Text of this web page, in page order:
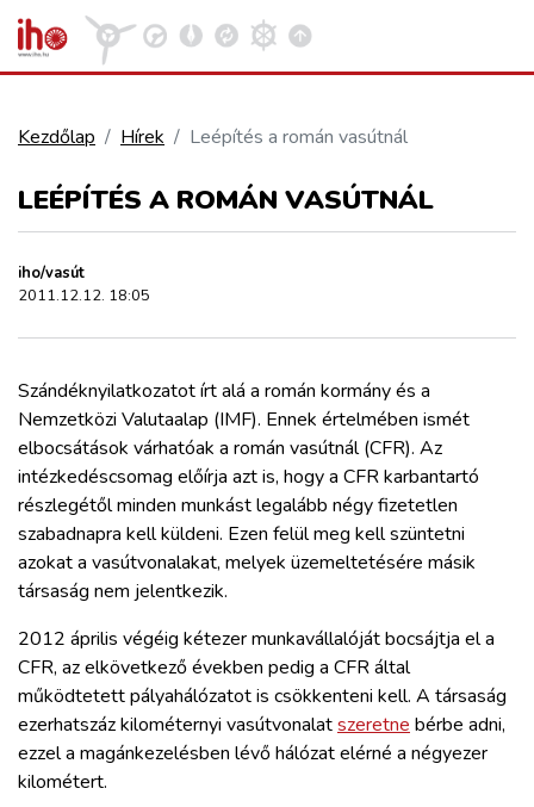
VASÚT
KÖZLEKEDÉSFEJLESZTÉS
ELLÁTÁSI LÁNC
ZÖLDÚT
BLOG
ARCHÍVUM
Kezdőlap Hírek Leépítés a román vasútnál
LEÉPÍTÉS A ROMÁN VASÚTNÁL
iho/vasút
2011.12.12. 18:05
Szándéknyilatkozatot írt alá a román kormány és a
Nemzetközi Valutaalap (IMF). Ennek értelmében ismét
elbocsátások várhatóak a román vasútnál (CFR). Az
intézkedéscsomag előírja azt is, hogy a CFR karbantartó
részlegétől minden munkást legalább négy fizetetlen
szabadnapra kell küldeni. Ezen felül meg kell szüntetni
azokat a vasútvonalakat, melyek üzemeltetésére másik
társaság nem jelentkezik.
2012 április végéig kétezer munkavállalóját bocsájtja el a
CFR, az elkövetkező években pedig a CFR által
működtetett pályahálózatot is csökkenteni kell. A társaság
ezerhatszáz kilométernyi vasútvonalatszeretne bérbe adni,
ezzel a magánkezelésben lévő hálózat elérné a négyezer
kilométert.